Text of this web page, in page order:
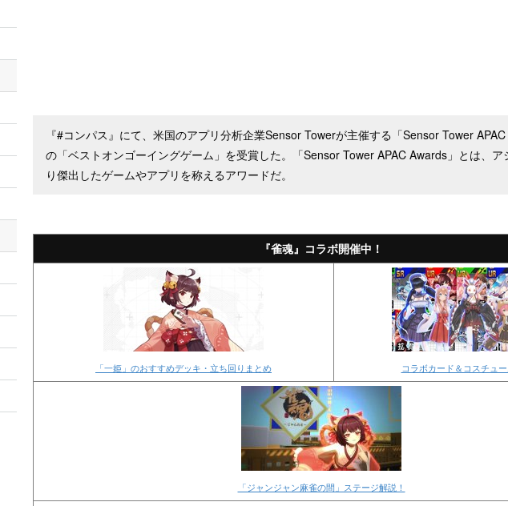
『#コンパス』にて、米国のアプリ分析企業Sensor Towerが主催する「Sensor Tower APAC
の「ベストオンゴーイングゲーム」を受賞した。「Sensor Tower APAC Awards」とは、ア
り傑出したゲームやアプリを称えるアワードだ。
『雀魂』コラボ開催中！
「一姫」のおすすめデッキ・立ち回りまとめ コラボカード＆コスチュ
「ジャンジャン麻雀の間」ステージ解説！